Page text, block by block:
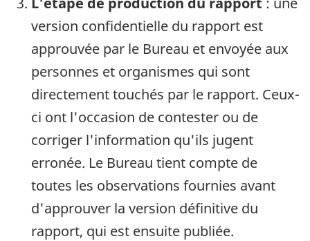
version confidentielle du rapport est
approuvée par le Bureau et envoyée aux
personnes et organismes qui sont
directement touchés par le rapport. Ceux-
ci ont l'occasion de contester ou de
corriger l'information qu'ils jugent
erronée. Le Bureau tient compte de
toutes les observations fournies avant
d'approuver la version définitive du
rapport, qui est ensuite publiée.